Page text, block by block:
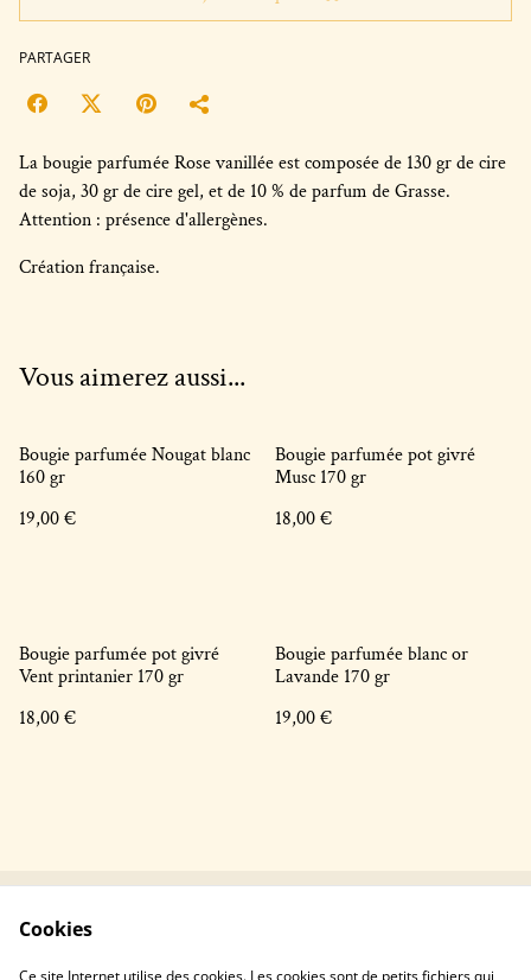
PARTAGER
La bougie parfumée Rose vanillée est composée de 130 gr de cire
de soja, 30 gr de cire gel, et de 10 % de parfum de Grasse.
Attention : présence d'allergènes.
Création française.
Vous aimerez aussi...
Bougie parfumée Nougat blanc
160 gr
19,00 €
Bougie parfumée pot givré
Musc 170 gr
18,00 €
Bougie parfumée pot givré
Vent printanier 170 gr
18,00 €
Bougie parfumée blanc or
Lavande 170 gr
19,00 €
Cookies
Ce site Internet utilise des cookies. Les cookies sont de petits fichiers qui